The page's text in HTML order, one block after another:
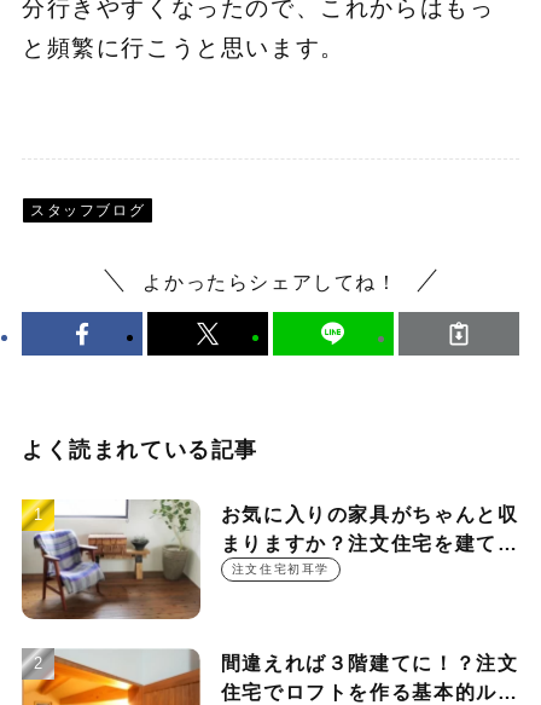
分行きやすくなったので、これからはもっ
と頻繁に行こうと思います。
スタッフブログ
よかったらシェアしてね！
よく読まれている記事
お気に入りの家具がちゃんと収
まりますか？注文住宅を建てる
時に押さえておきたい設計ポイ
注文住宅初耳学
間違えれば３階建てに！？注文
住宅でロフトを作る基本的ルー